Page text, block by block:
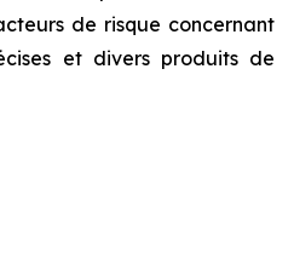
de risque concernant
et divers produits de